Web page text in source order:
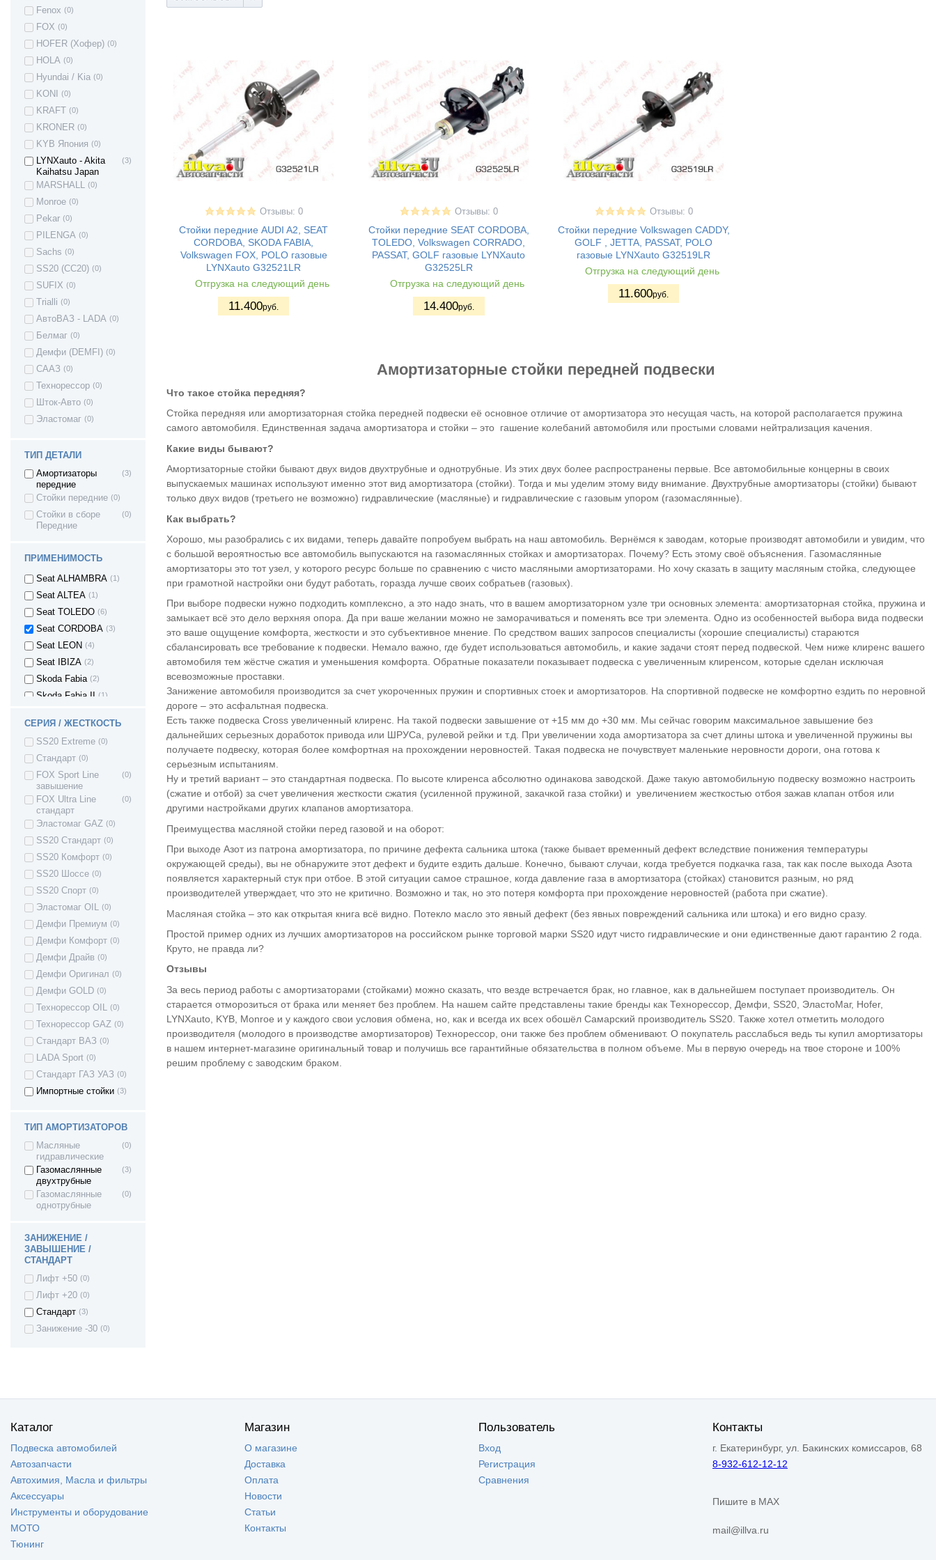
Fenox (0)
FOX (0)
HOFER (Хофер) (0)
HOLA (0)
Hyundai / Kia (0)
KONI (0)
KRAFT (0)
KRONER (0)
KYB Япония (0)
LYNXauto - Akita
Kaihatsu Japan
(3)
MARSHALL (0)
Monroe (0)
Pekar (0)
PILENGA (0)
Sachs (0)
SS20 (СС20) (0)
SUFIX (0)
Trialli (0)
АвтоВАЗ - LADA (0)
Белмаг (0)
Демфи (DEMFI) (0)
СААЗ (0)
Технорессор (0)
Шток-Авто (0)
Эластомаг (0)
ТИП ДЕТАЛИ
Амортизаторы
передние
(3)
Стойки передние (0)
Стойки в сборе
Передние
(0)
ПРИМЕНИМОСТЬ
Kia Spectra
KIA Sportage II
Kia Sportage III (2)
Kia Cerato I
Kia Cerato II (2)
Kia Rio (16)
ROVER 200
Mazda 3 (6)
Mazda 3 MPS (1)
Mazda 5 (2)
Mitsubishi
MITSUBISHI
Lancer
Mitsubishi Carisma
Mitsubishi
GALANT
Nissan Almera (9)
Nissan Qashqai
Nissan Sunny
Nissan X-Trail (2)
Nissan TERRANO
II
Nissan Terrano 3 -
c 2014г
Nissan TIIDA (1)
Peugeot 206 (1)
Peugeot Partner
Renault Kaptur
Renault Kangoo
Renault Koleos
Renault Logan (23)
Renault Sandero
Seat Arosa (1)
Seat ALHAMBRA (1)
Seat ALTEA (1)
Seat TOLEDO (6)
Seat CORDOBA (3)
Seat LEON (4)
Seat IBIZA (2)
Skoda Fabia (2)
Skoda Fabia II (1)
Skoda Yeti (1)
Skoda SuperB (2)
Skoda Roomster
Skoda Octavia
Skoda Rapid
Suzuki Grand
Vitara
Toyota Auris
Toyota Corolla (4)
Toyota Camry (2)
Toyota Verso (3)
Toyota Yaris (2)
Toyota Urban
Cruiser
OPEL Astra (4)
OPEL Astra J (8)
Opel Astra F (1)
Opel Corsa D (3)
OPEL Kadett (2)
Opel Kadett E (2)
Opel Vectra A (1)
Volvo S40 (2)
Volvo S60 (1)
Volvo S80 (2)
Volvo V50 (2)
Volvo V70
Volvo C30 (2)
Volkswagen Bora
Volkswagen
VENTO
(2)
Volkswagen Golf
Volkswagen FOX
Zaz Chance
ZAZ Sens
СЕРИЯ / ЖЕСТКОСТЬ
SS20 Extreme (0)
Стандарт (0)
FOX Sport Line
завышение
(0)
FOX Ultra Line
стандарт
(0)
Эластомаг GAZ (0)
SS20 Стандарт (0)
SS20 Комфорт (0)
SS20 Шоссе (0)
SS20 Спорт (0)
Эластомаг OIL (0)
Демфи Премиум (0)
Демфи Комфорт (0)
Демфи Драйв (0)
Демфи Оригинал (0)
Демфи GOLD (0)
Технорессор OIL (0)
Технорессор GAZ (0)
Стандарт ВАЗ (0)
LADA Sport (0)
Стандарт ГАЗ УАЗ (0)
Импортные стойки (3)
ТИП АМОРТИЗАТОРОВ
Масляные
гидравлические
(0)
Газомаслянные
двухтрубные
(3)
Газомаслянные
однотрубные
(0)
ЗАНИЖЕНИЕ /
ЗАВЫШЕНИЕ /
СТАНДАРТ
Лифт +50 (0)
Лифт +20 (0)
Стандарт (3)
Занижение -30 (0)
Отзывы: 0
Стойки передние AUDI A2, SEAT
CORDOBA, SKODA FABIA,
Volkswagen FOX, POLO газовые
LYNXauto G32521LR
Отгрузка на следующий день
11.400руб.
Отзывы: 0
Стойки передние SEAT CORDOBA,
TOLEDO, Volkswagen CORRADO,
PASSAT, GOLF газовые LYNXauto
G32525LR
Отгрузка на следующий день
14.400руб.
Отзывы: 0
Стойки передние Volkswagen CADDY,
GOLF , JETTA, PASSAT, POLO
газовые LYNXauto G32519LR
Отгрузка на следующий день
11.600руб.
Амортизаторные стойки передней подвески
Что такое стойка передняя?
Стойка передняя или амортизаторная стойка передней подвески её основное отличие от амортизатора это несущая часть, на которой располагается пружина
самого автомобиля. Единственная задача амортизатора и стойки – это гашение колебаний автомобиля или простыми словами нейтрализация качения.
Какие виды бывают?
Амортизаторные стойки бывают двух видов двухтрубные и однотрубные. Из этих двух более распространены первые. Все автомобильные концерны в своих
выпускаемых машинах используют именно этот вид амортизатора (стойки). Тогда и мы уделим этому виду внимание. Двухтрубные амортизаторы (стойки) бывают
только двух видов (третьего не возможно) гидравлические (масляные) и гидравлические с газовым упором (газомаслянные).
Как выбрать?
Хорошо, мы разобрались с их видами, теперь давайте попробуем выбрать на наш автомобиль. Вернёмся к заводам, которые производят автомобили и увидим, что
с большой вероятностью все автомобиль выпускаются на газомаслянных стойках и амортизаторах. Почему? Есть этому своё объяснения. Газомаслянные
амортизаторы это тот узел, у которого ресурс больше по сравнению с чисто масляными амортизаторами. Но хочу сказать в защиту масляным стойка, следующее
при грамотной настройки они будут работать, горазда лучше своих собратьев (газовых).
При выборе подвески нужно подходить комплексно, а это надо знать, что в вашем амортизаторном узле три основных элемента: амортизаторная стойка, пружина и
замыкает всё это дело верхняя опора. Да при ваше желании можно не заморачиваться и поменять все три элемента. Одно из особенностей выбора вида подвески
это ваше ощущение комфорта, жесткости и это субъективное мнение. По средством ваших запросов специалисты (хорошие специалисты) стараются
сбалансировать все требование к подвески. Немало важно, где будет использоваться автомобиль, и какие задачи стоят перед подвеской. Чем ниже клиренс вашего
автомобиля тем жёстче сжатия и уменьшения комфорта. Обратные показатели показывает подвеска с увеличенным клиренсом, которые сделан исключая
всевозможные проставки.
Занижение автомобиля производится за счет укороченных пружин и спортивных стоек и амортизаторов. На спортивной подвеске не комфортно ездить по неровной
дороге – это асфальтная подвеска.
Есть также подвеска Cross увеличенный клиренс. На такой подвески завышение от +15 мм до +30 мм. Мы сейчас говорим максимальное завышение без
дальнейших серьезных доработок привода или ШРУСа, рулевой рейки и т.д. При увеличении хода амортизатора за счет длины штока и увеличенной пружины вы
получаете подвеску, которая более комфортная на прохождении неровностей. Такая подвеска не почувствует маленькие неровности дороги, она готова к
серьезным испытаниям.
Ну и третий вариант – это стандартная подвеска. По высоте клиренса абсолютно одинакова заводской. Даже такую автомобильную подвеску возможно настроить
(сжатие и отбой) за счет увеличения жесткости сжатия (усиленной пружиной, закачкой газа стойки) и увеличением жесткостью отбоя зажав клапан отбоя или
другими настройками других клапанов амортизатора.
Преимущества масляной стойки перед газовой и на оборот:
При выходе Азот из патрона амортизатора, по причине дефекта сальника штока (также бывает временный дефект вследствие понижения температуры
окружающей среды), вы не обнаружите этот дефект и будите ездить дальше. Конечно, бывают случаи, когда требуется подкачка газа, так как после выхода Азота
появляется характерный стук при отбое. В этой ситуации самое страшное, когда давление газа в амортизатора (стойках) становится разным, но ряд
производителей утверждает, что это не критично. Возможно и так, но это потеря комфорта при прохождение неровностей (работа при сжатие).
Масляная стойка – это как открытая книга всё видно. Потекло масло это явный дефект (без явных повреждений сальника или штока) и его видно сразу.
Простой пример одних из лучших амортизаторов на российском рынке торговой марки SS20 идут чисто гидравлические и они единственные дают гарантию 2 года.
Круто, не правда ли?
Отзывы
За весь период работы с амортизаторами (стойками) можно сказать, что везде встречается брак, но главное, как в дальнейшем поступает производитель. Он
старается отморозиться от брака или меняет без проблем. На нашем сайте представлены такие бренды как Технорессор, Демфи, SS20, ЭластоМаг, Hofer,
LYNXauto, KYB, Monroe и у каждого свои условия обмена, но, как и всегда их всех обошёл Самарский производитель SS20. Также хотел отметить молодого
производителя (молодого в производстве амортизаторов) Технорессор, они также без проблем обменивают. О покупатель расслабься ведь ты купил амортизаторы
в нашем интернет-магазине оригинальный товар и получишь все гарантийные обязательства в полном объеме. Мы в первую очередь на твое стороне и 100%
решим проблему с заводским браком.
Каталог
Подвеска автомобилей
Автозапчасти
Автохимия, Масла и фильтры
Аксессуары
Инструменты и оборудование
МОТО
Тюнинг
Магазин
О магазине
Доставка
Оплата
Новости
Статьи
Контакты
Пользователь
Вход
Регистрация
Сравнения
Контакты
г. Екатеринбург, ул. Бакинских комиссаров, 68
8-932-612-12-12
Пишите в MAX
mail@illva.ru